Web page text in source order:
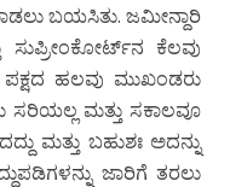
ಬಯಸಿತು. ಜಮೀನ್ದಾರಿ
ಸುಪ್ರೀಂಕೋರ್ಟ್‍ನ ಕೆಲವು
ಹಲವು ಮುಖಂಡರು
ಮತ್ತು ಸಕಾಲವೂ
ಮತ್ತು ಬಹುಶಃ ಅದನ್ನು
ಜಾರಿಗೆ ತರಲು